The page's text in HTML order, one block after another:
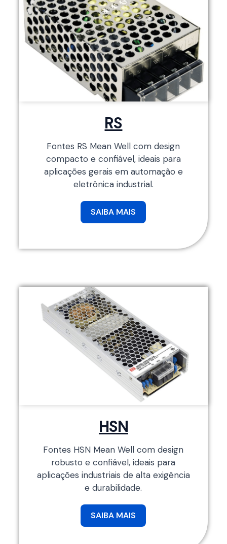
RS
Fontes RS Mean Well com design
compacto e confiável, ideais para
aplicações gerais em automação e
eletrônica industrial.
SAIBA MAIS
HSN
Fontes HSN Mean Well com design
robusto e confiável, ideais para
aplicações industriais de alta exigência
e durabilidade.
SAIBA MAIS